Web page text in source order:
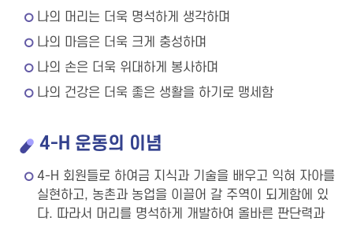
나의 머리는 더욱 명석하게 생각하며
나의 마음은 더욱 크게 충성하며
나의 손은 더욱 위대하게 봉사하며
나의 건강은 더욱 좋은 생활을 하기로 맹세함
4-H 운동의 이념
4-H 회원들로 하여금 지식과 기술을 배우고 익혀 자아를
실현하고, 농촌과 농업을 이끌어 갈 주역이 되게함에 있
다. 따라서 머리를 명석하게 개발하여 올바른 판단력과